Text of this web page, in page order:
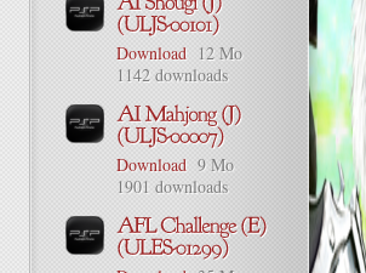
Download 12 Mo
1142 downloads
Download 9 Mo
1901 downloads